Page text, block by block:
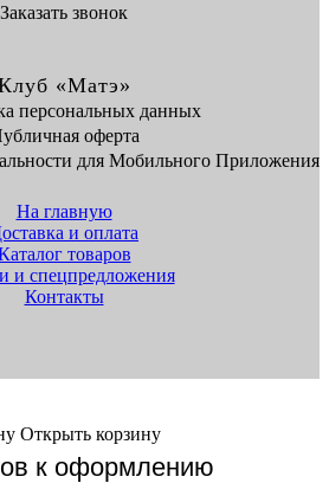
Заказать звонок
«Матэ»
персональных данных
оферта
для Мобильного Приложения
На главную
и оплата
товаров
и спецпредложения
Контакты
Открыть корзину
к оформлению